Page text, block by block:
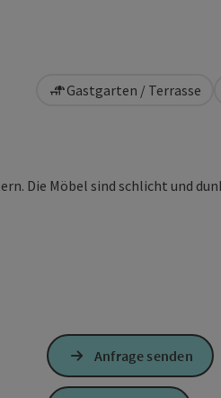
Gastgarten / Terrasse
Anfrage senden